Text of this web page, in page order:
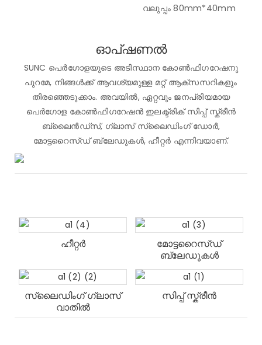
വലുപ്പം 80mm*40mm
ഓപ്ഷണൽ
SUNC പെർഗോളയുടെ അടിസ്ഥാന കോൺഫിഗറേഷനു
പുറമേ, നിങ്ങൾക്ക് ആവശ്യമുള്ള മറ്റ് ആക്‌സസറികളും
തിരഞ്ഞെടുക്കാം. അവയിൽ, ഏറ്റവും ജനപ്രിയമായ
പെർഗോള കോൺഫിഗറേഷൻ ഇലക്ട്രിക് സിപ്പ് സ്ക്രീൻ
ബ്ലൈൻഡ്സ്, ഗ്ലാസ് സ്ലൈഡിംഗ് ഡോർ,
മോട്ടറൈസ്ഡ് ബ്ലേഡുകൾ, ഹീറ്റർ എന്നിവയാണ്.
ഹീറ്റർ
മോട്ടറൈസ്ഡ്
ബ്ലേഡുകൾ
സ്ലൈഡിംഗ് ഗ്ലാസ്
വാതിൽ
സിപ്പ് സ്ക്രീൻ